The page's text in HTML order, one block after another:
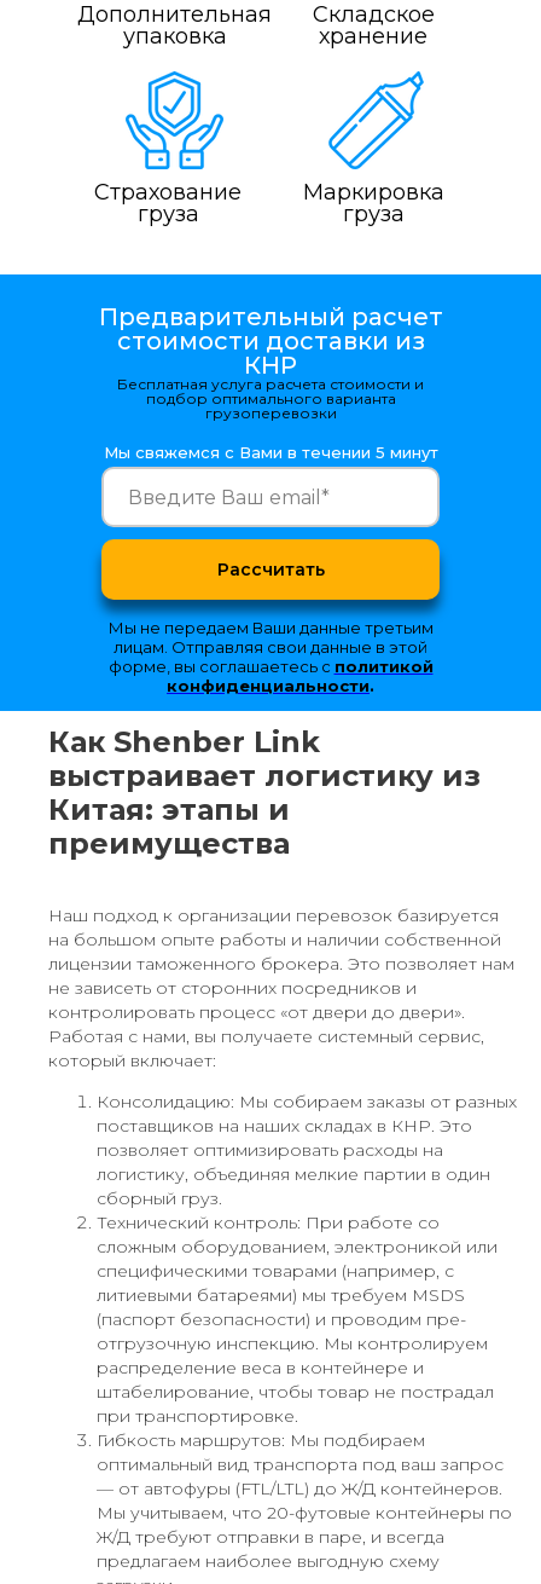
Дополнительная
упаковка
Складское
хранение
Страхование
груза
Маркировка
груза
Предварительный расчет
стоимости доставки из
КНР
Бесплатная услуга расчета стоимости и
подбор оптимального варианта
грузоперевозки
Рассчитать
Мы не передаем Ваши данные третьим
лицам. Отправляя свои данные в этой
форме, вы соглашаетесь с политикой
конфиденциальности.
Мы свяжемся с Вами в течении 5 минут
Как Shenber Link
выстраивает логистику из
Китая: этапы и
преимущества
Наш подход к организации перевозок базируется
на большом опыте работы и наличии собственной
лицензии таможенного брокера. Это позволяет нам
не зависеть от сторонних посредников и
контролировать процесс «от двери до двери».
Работая с нами, вы получаете системный сервис,
который включает:
Консолидацию: Мы собираем заказы от разных
поставщиков на наших складах в КНР. Это
позволяет оптимизировать расходы на
логистику, объединяя мелкие партии в один
сборный груз.
Технический контроль: При работе со
сложным оборудованием, электроникой или
специфическими товарами (например, с
литиевыми батареями) мы требуем MSDS
(паспорт безопасности) и проводим пре-
отгрузочную инспекцию. Мы контролируем
распределение веса в контейнере и
штабелирование, чтобы товар не пострадал
при транспортировке.
Гибкость маршрутов: Мы подбираем
оптимальный вид транспорта под ваш запрос
— от автофуры (FTL/LTL) до Ж/Д контейнеров.
Мы учитываем, что 20-футовые контейнеры по
Ж/Д требуют отправки в паре, и всегда
предлагаем наиболее выгодную схему